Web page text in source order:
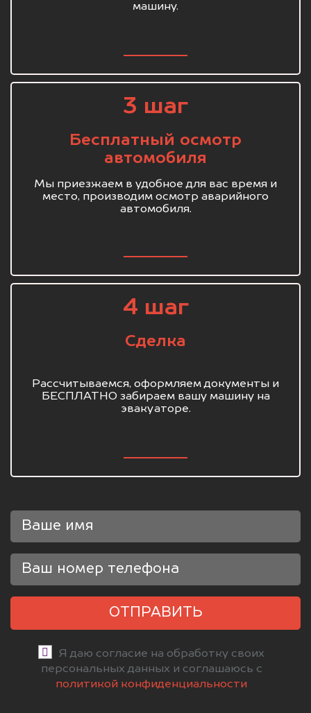
машину.
3 шаг
Бесплатный осмотр
автомобиля
Мы приезжаем в удобное для вас время и
место, производим осмотр аварийного
автомобиля.
4 шаг
Сделка
Рассчитываемся, оформляем документы и
БЕСПЛАТНО забираем вашу машину на
эвакуаторе.
ОТПРАВИТЬ
Я даю согласие на обработку своих
персональных данных и соглашаюсь с
политикой конфиденциальности